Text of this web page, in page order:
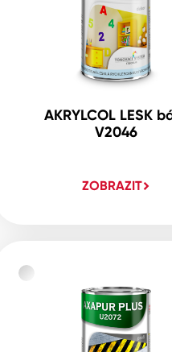
AKRYLCOL LESK
V2046
ZOBRAZIT